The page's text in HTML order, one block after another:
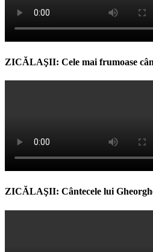
ZICĂLAŞII: Cele mai frumoase
ZICĂLAŞII: Cântecele lui